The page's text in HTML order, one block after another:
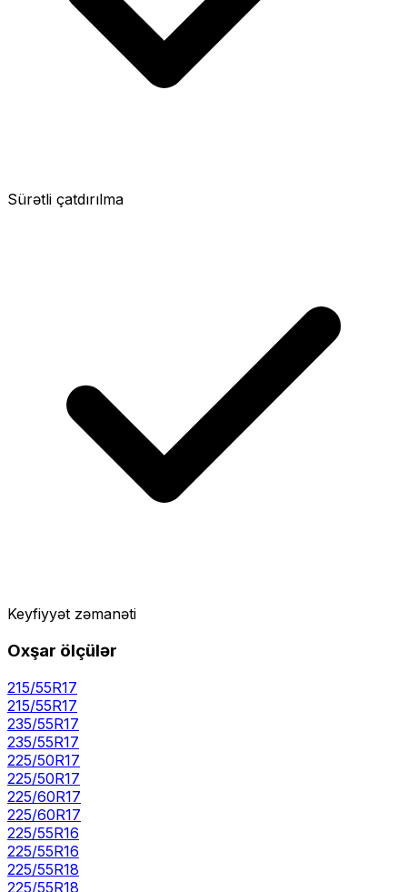
Sürətli çatdırılma
Keyfiyyət zəmanəti
Oxşar ölçülər
215/55R17
215/55R17
235/55R17
235/55R17
225/50R17
225/50R17
225/60R17
225/60R17
225/55R16
225/55R16
225/55R18
225/55R18